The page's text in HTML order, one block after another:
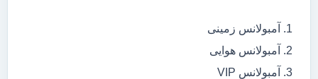
آمبولانس زمینی
آمبولانس هوایی
آمبولانس VIP